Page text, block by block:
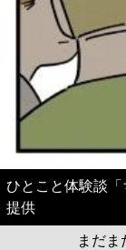
ひとこと体験談
提供
まだま